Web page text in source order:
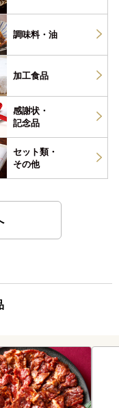
調味料・ 油
加工食品
感謝状・
記念品
セット類・
その他